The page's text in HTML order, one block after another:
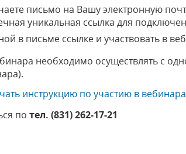
письмо на Вашу электронную
уникальная ссылка для
в письме ссылке и участвовать в
необходимо осуществлять с
инструкцию по участию в
потел. (831) 262-17-21